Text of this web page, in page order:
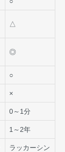
△
◎
○
×
0～1分
1～2年
ラッカーシン